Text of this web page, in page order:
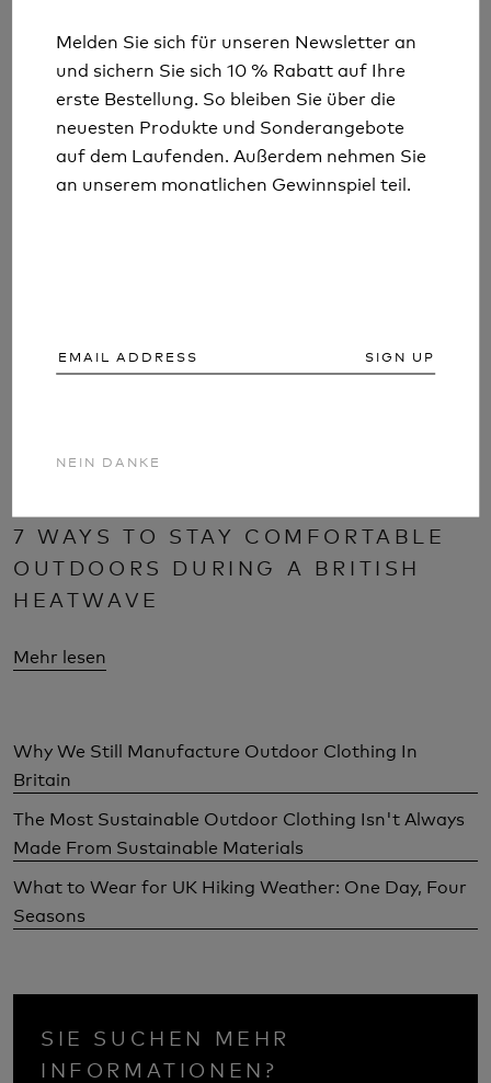
Melden Sie sich für unseren Newsletter an
und sichern Sie sich 10 % Rabatt auf Ihre
erste Bestellung. So bleiben Sie über die
neuesten Produkte und Sonderangebote
auf dem Laufenden. Außerdem nehmen Sie
an unserem monatlichen Gewinnspiel teil.
SIGN UP
NEIN DANKE
BREAKDOWN?
Mehr lesen
7 WAYS TO STAY COMFORTABLE
OUTDOORS DURING A BRITISH
HEATWAVE
Mehr lesen
Why We Still Manufacture Outdoor Clothing In
Britain
The Most Sustainable Outdoor Clothing Isn't Always
Made From Sustainable Materials
What to Wear for UK Hiking Weather: One Day, Four
Seasons
SIE SUCHEN MEHR
INFORMATIONEN?
Melden Sie sich für unseren Newsletter an
und sichern Sie sich 10 % Rabatt auf Ihre
erste Bestellung. So bleiben Sie über die
neuesten Produkte und Sonderangebote
auf dem Laufenden. Außerdem nehmen Sie
an unserem monatlichen Gewinnspiel teil.
SIGN UP
NEIN DANKE